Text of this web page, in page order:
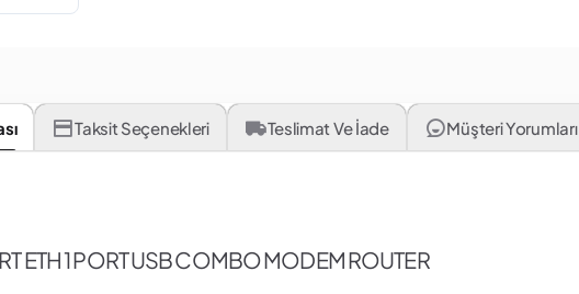
Taksit Seçenekleri Teslimat Ve İade Müşteri Yorumları
ETH 1 PORT USB COMBO MODEM ROUTER